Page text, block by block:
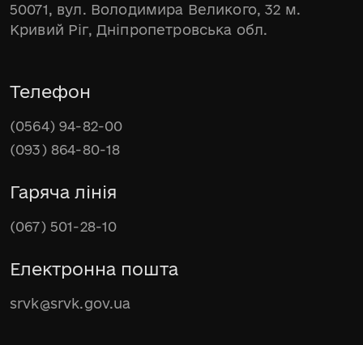
50071, вул. Володимира Великого, 32 м.
Кривий Ріг, Дніпропетровська обл.
Телефон
(0564) 94-82-00
(093) 864-80-18
Гаряча лінія
(067) 501-28-10
Електронна пошта
srvk@srvk.gov.ua